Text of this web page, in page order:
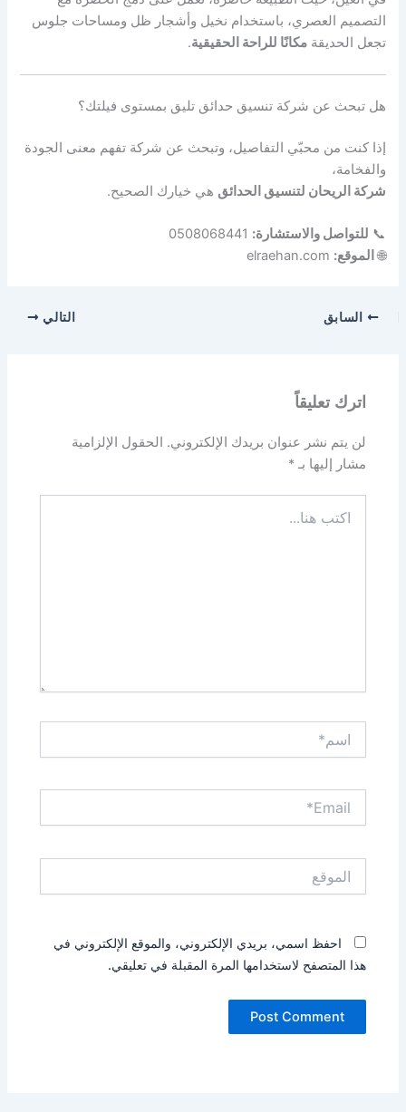
التصميم العصري، باستخدام نخيل وأشجار ظل ومساحات جلوس
تجعل الحديقةمكانًا للراحة الحقيقية.
هل تبحث عن شركة تنسيق حدائق تليق بمستوى فيلتك؟
إذا كنت من محبّي التفاصيل، وتبحث عن شركة تفهم معنى الجودة
والفخامة،
شركة الريحان لتنسيق الحدائق هي خيارك الصحيح.
📞 للتواصل والاستشارة:
🌐 الموقع:
السابق التالي
اترك تعليقاً
لن يتم نشر عنوان بريدك الإلكتروني. الحقول الإلزامية
مشار إليها بـ*
هنا...
احفظ اسمي، بريدي الإلكتروني، والموقع الإلكتروني في
هذا المتصفح لاستخدامها المرة المقبلة في تعليقي.